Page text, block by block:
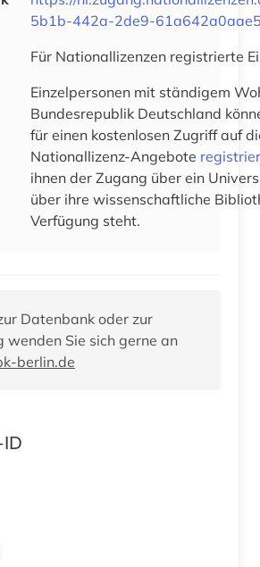
5b1b-442a-2de9-
Für Nationallizenzen registrierte
Einzelpersonen mit ständigem
Bundesrepublik Deutschland
für einen kostenlosen Zugriff auf
Nationallizenz-Angebote
ihnen der Zugang über ein
über ihre wissenschaftliche
Verfügung steht.
Datenbank oder zur
wenden Sie sich gerne an
berlin.de